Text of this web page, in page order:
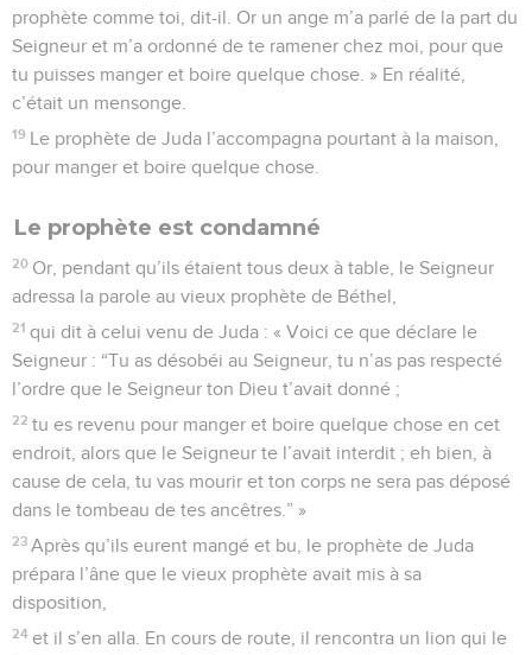
prophète comme toi, dit-il. Or un ange m’a parlé de la part du
Seigneur et m’a ordonné de te ramener chez moi, pour que
tu puisses manger et boire quelque chose. » En réalité,
c’était un mensonge.
19 Le prophète de Juda l’accompagna pourtant à la maison,
pour manger et boire quelque chose.
Le prophète est condamné
20 Or, pendant qu’ils étaient tous deux à table, le Seigneur
adressa la parole au vieux prophète de Béthel,
21 qui dit à celui venu de Juda : « Voici ce que déclare le
Seigneur : “Tu as désobéi au Seigneur, tu n’as pas respecté
l’ordre que le Seigneur ton Dieu t’avait donné ;
22 tu es revenu pour manger et boire quelque chose en cet
endroit, alors que le Seigneur te l’avait interdit ; eh bien, à
cause de cela, tu vas mourir et ton corps ne sera pas déposé
dans le tombeau de tes ancêtres.” »
23 Après qu’ils eurent mangé et bu, le prophète de Juda
prépara l’âne que le vieux prophète avait mis à sa
disposition,
24 et il s’en alla. En cours de route, il rencontra un lion qui le